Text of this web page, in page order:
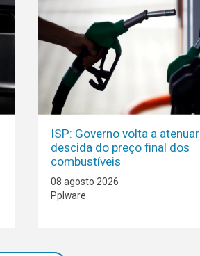
ISP: Governo volta a atenuar
descida do preço final dos
combustíveis
08 agosto 2026
Pplware